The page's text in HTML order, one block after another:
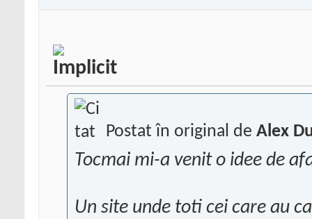
Postat în original de Alex
Tocmai mi-a venit o idee de
Un site unde toti cei care au